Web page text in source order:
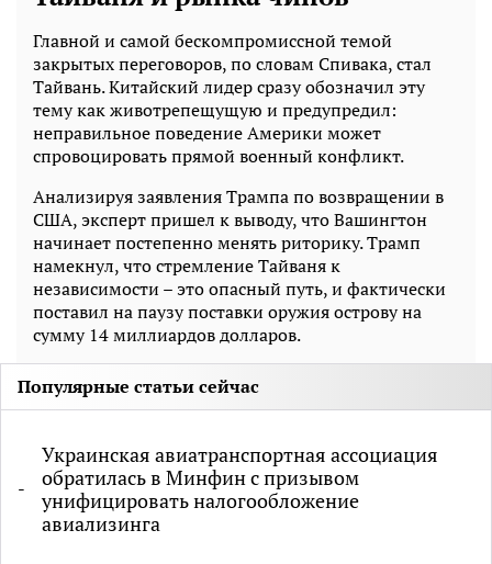
Главной и самой бескомпромиссной темой
закрытых переговоров, по словам Спивака, стал
Тайвань. Китайский лидер сразу обозначил эту
тему как животрепещущую и предупредил:
неправильное поведение Америки может
спровоцировать прямой военный конфликт.
Анализируя заявления Трампа по возвращении в
США, эксперт пришел к выводу, что Вашингтон
начинает постепенно менять риторику. Трамп
намекнул, что стремление Тайваня к
независимости – это опасный путь, и фактически
поставил на паузу поставки оружия острову на
сумму 14 миллиардов долларов.
Популярные статьи сейчас
Украинская авиатранспортная ассоциация
обратилась в Минфин с призывом
унифицировать налогообложение
авиализинга